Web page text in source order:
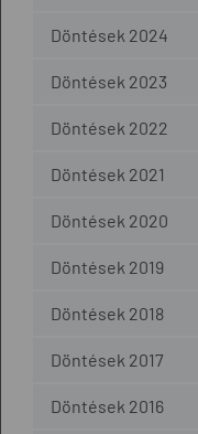
Döntések 2024
Döntések 2023
Döntések 2022
Döntések 2021
Döntések 2020
Döntések 2019
Döntések 2018
Döntések 2017
Döntések 2016